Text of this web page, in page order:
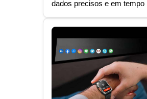
dados precisos e em tempo